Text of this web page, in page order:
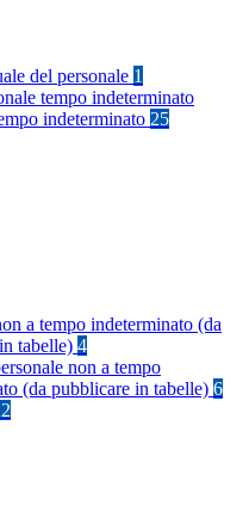
del personale 1
tempo indeterminato
indeterminato 25
a tempo indeterminato (da
tabelle) 4
non a tempo
(da pubblicare in tabelle) 6